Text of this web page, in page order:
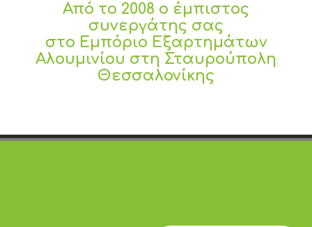
Από το 2008 ο έμπιστος
συνεργάτης σας
στο Εμπόριο Εξαρτημάτων
Αλουμινίου στη Σταυρούπολη
Θεσσαλονίκης